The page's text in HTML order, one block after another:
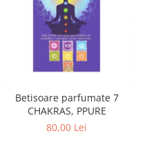
Betisoare parfumate 7
CHAKRAS, PPURE
80,00 Lei